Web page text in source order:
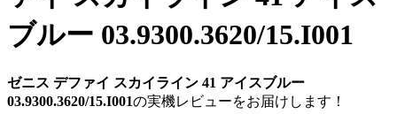
ブルー 03.9300.3620/15.I001
ゼニス デファイ スカイライン 41 アイスブルー
03.9300.3620/15.I001の実機レビューをお届けします！